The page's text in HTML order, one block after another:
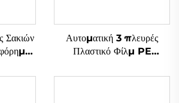
Σακιών
Αυτοματική 3 πλευρές
Πλαστικό Φίλμ PE
Φτιάχνουσα Μηχανή